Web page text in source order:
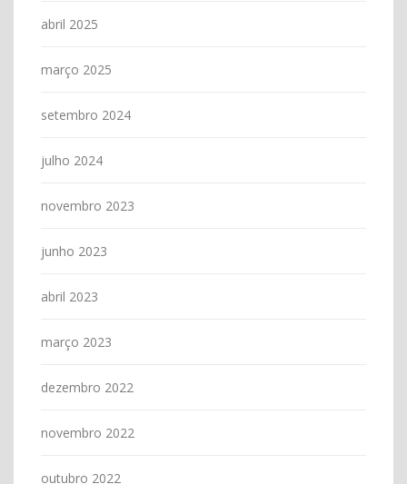
abril 2025
março 2025
setembro 2024
julho 2024
novembro 2023
junho 2023
abril 2023
março 2023
dezembro 2022
novembro 2022
outubro 2022